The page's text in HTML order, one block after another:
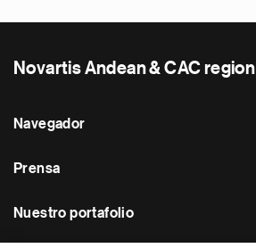
Novartis Andean & CAC region
Navegador
Prensa
Nuestro portafolio